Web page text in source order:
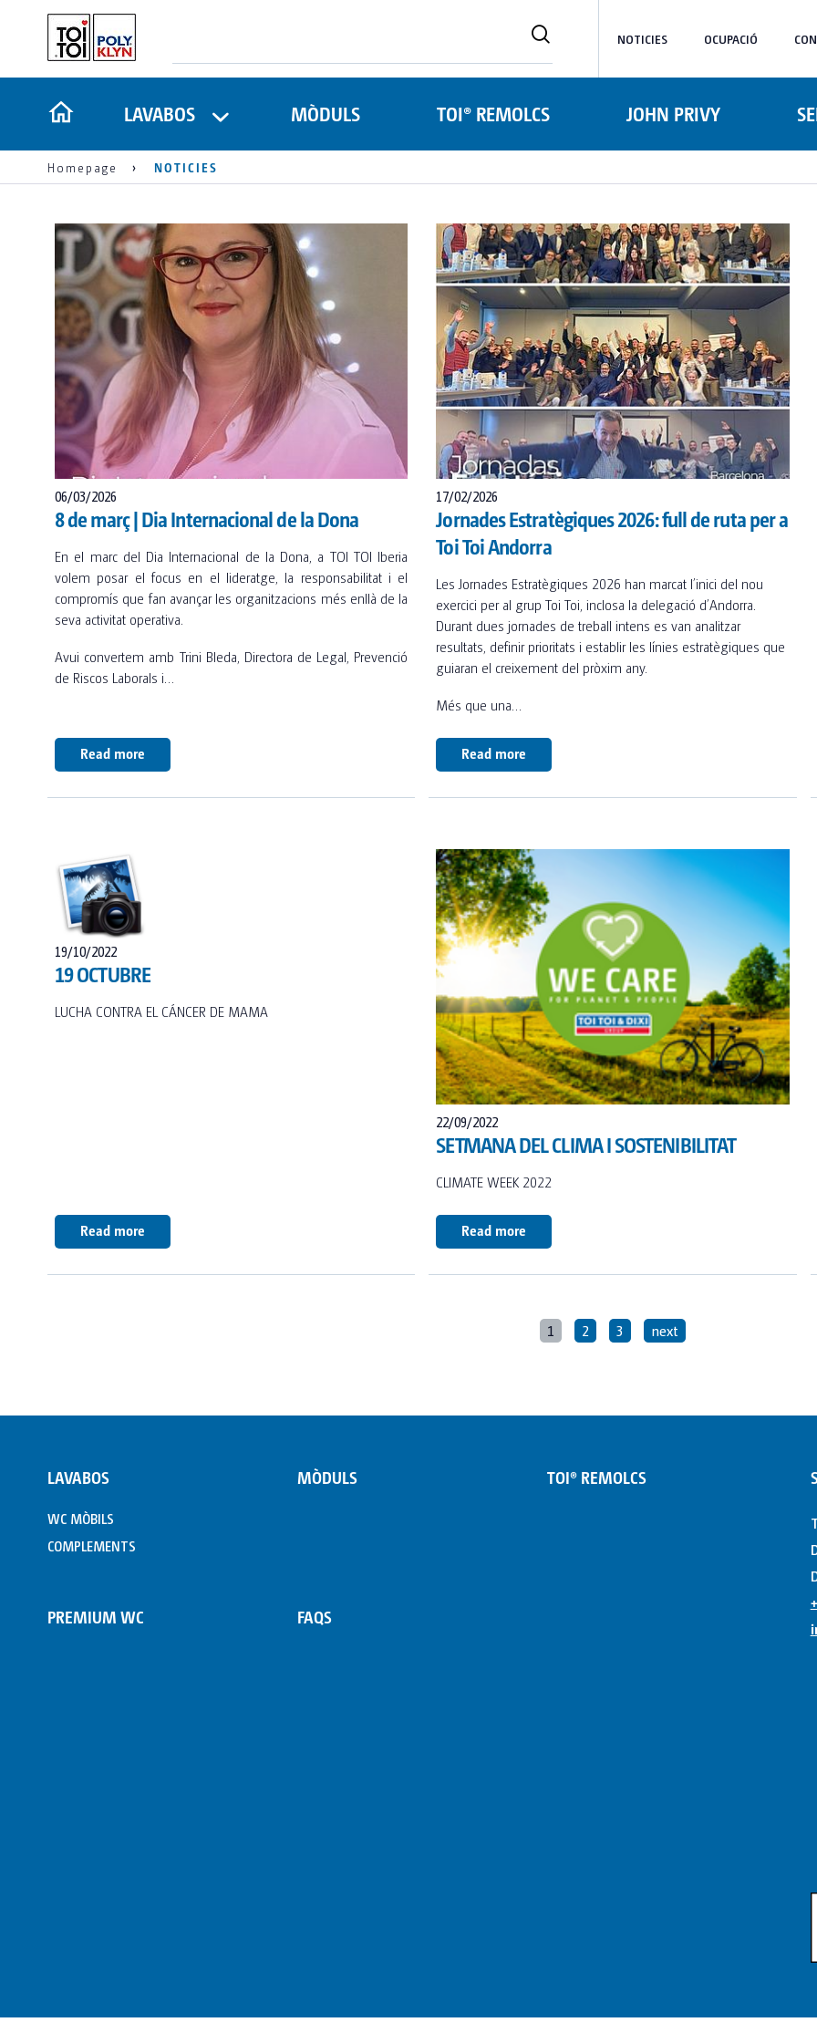
NOTICIES OCUPACIÓ
LAVABOS MÒDULS TOI® REMOLCS JOHN PRIVY
Homepage NOTICIES
06/03/2026
8 de març | Dia Internacional de la Dona
En el marc del Dia Internacional de la Dona, a TOI TOI Iberia
volem posar el focus en el lideratge, la responsabilitat i el
compromís que fan avançar les organitzacions més enllà de la
seva activitat operativa.
Avui convertem amb Trini Bleda, Directora de Legal, Prevenció
de Riscos Laborals i…
Read more
17/02/2026
Jornades Estratègiques 2026: full de ruta per a
Toi Toi Andorra
Les Jornades Estratègiques 2026 han marcat l’inici del nou
exercici per al grup Toi Toi, inclosa la delegació d’Andorra.
Durant dues jornades de treball intens es van analitzar
resultats, definir prioritats i establir les línies estratègiques que
guiaran el creixement del pròxim any.
Més que una…
Read more
19/10/2022
19 OCTUBRE
LUCHA CONTRA EL CÁNCER DE MAMA
Read more
22/09/2022
SETMANA DEL CLIMA I SOSTENIBILITAT
CLIMATE WEEK 2022
Read more
1 2 3 next
LAVABOS
WC MÒBILS
COMPLEMENTS
MÒDULS TOI® REMOLCS
PREMIUM WC FAQS